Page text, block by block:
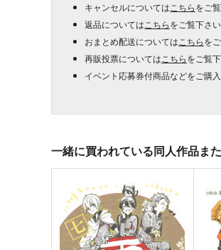
キャンセルについては こちらをご
返品については こちらをご覧下さい
おまとめ配送については こちらを
再販投票については こちらをご覧下
イベント応募券付商品などをご購
一緒に買われている同人作品ま